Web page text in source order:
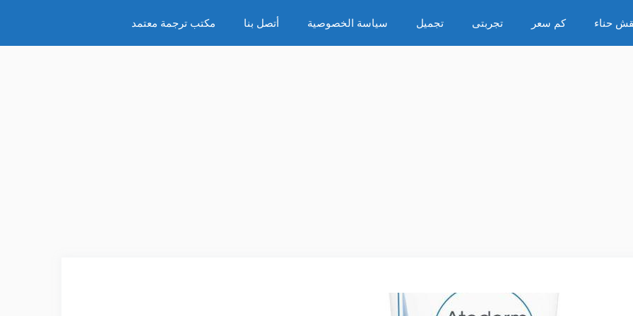
حناء كم سعر تجربتى تجميل سياسة الخصوصية أتصل بنا مكتب ترجمة معتمد